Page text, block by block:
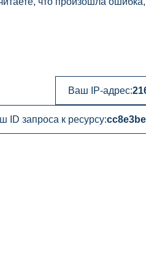
Ваш IP-адрес:
ID запроса к ресурсу: